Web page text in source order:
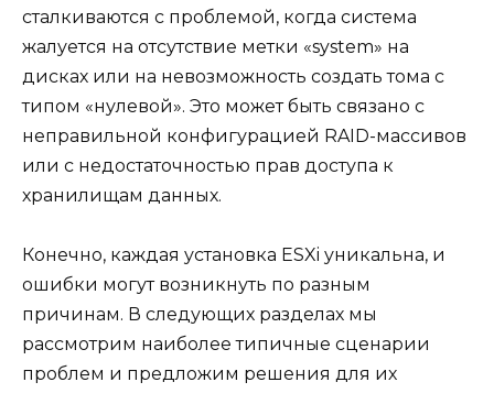
сталкиваются с проблемой, когда система
жалуется на отсутствие метки «system» на
дисках или на невозможность создать тома с
типом «нулевой». Это может быть связано с
неправильной конфигурацией RAID-массивов
или с недостаточностью прав доступа к
хранилищам данных.
Конечно, каждая установка ESXi уникальна, и
ошибки могут возникнуть по разным
причинам. В следующих разделах мы
рассмотрим наиболее типичные сценарии
проблем и предложим решения для их